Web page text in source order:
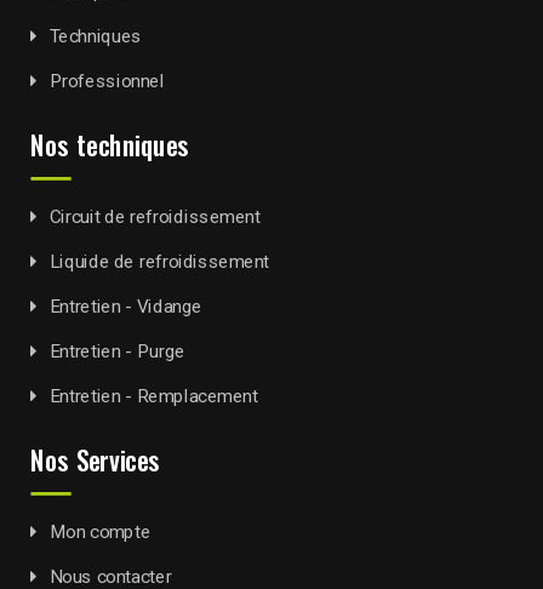
Techniques
Professionnel
Nos techniques
Circuit de refroidissement
Liquide de refroidissement
Entretien - Vidange
Entretien - Purge
Entretien - Remplacement
Nos Services
Mon compte
Nous contacter